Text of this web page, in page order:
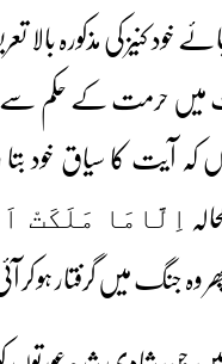
خود کنیز کی مذکورہ
حرمت کے حکم سے
کہ آیت کا سیاق خود
اِلَّامَا مَلَکَتْ
جنگ میں گرفتار ہو کر